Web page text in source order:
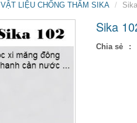
VẬT LIỆU CHỐNG THẤM SIKA
Sika
Chia sẻ :